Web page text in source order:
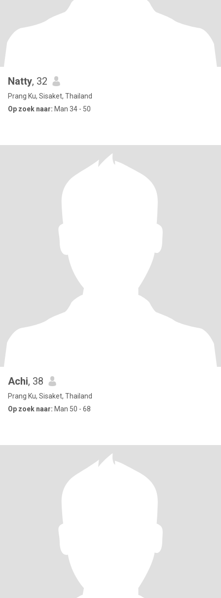
Natty, 32
Prang Ku, Sisaket, Thailand
Op zoek naar: Man 34 - 50
Achi, 38
Prang Ku, Sisaket, Thailand
Op zoek naar: Man 50 - 68